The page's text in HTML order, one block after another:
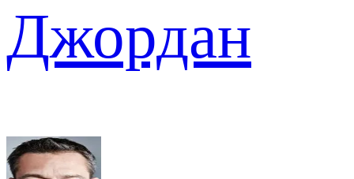
Джордан